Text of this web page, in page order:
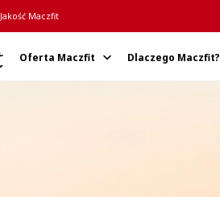
Jakość Maczfit
Oferta Maczfit Dlaczego Maczfit?